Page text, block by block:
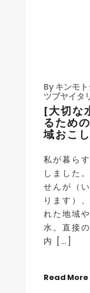
By キンモ
ツブヤイタ
[大切な
るため
域おこ
私が暮ら
しました
せんが（
ります）
れた地域
水。直接
内 […]
Read More